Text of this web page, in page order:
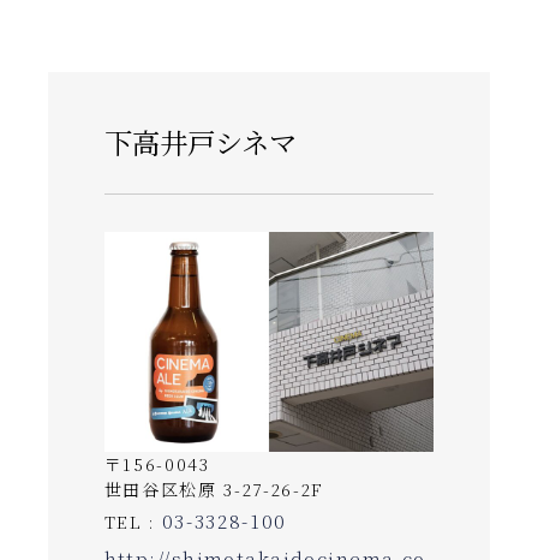
下高井戸シネマ
〒156-0043
世田谷区松原 3-27-26-2F
TEL : 03-3328-100